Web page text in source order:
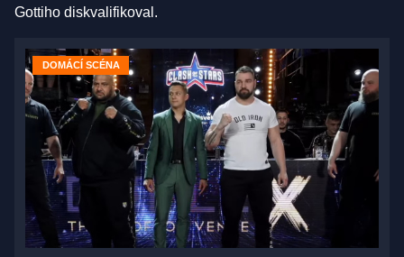
Gottiho diskvalifikoval.
DOMÁCÍ SCÉNA